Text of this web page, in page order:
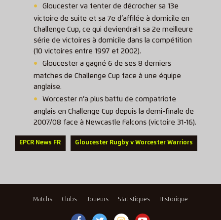
Gloucester va tenter de décrocher sa 13e
victoire de suite et sa 7e d’affilée à domicile en
Challenge Cup, ce qui deviendrait sa 2e meilleure
série de victoires à domicile dans la compétition
(10 victoires entre 1997 et 2002).
Gloucester a gagné 6 de ses 8 derniers
matches de Challenge Cup face à une équipe
anglaise.
Worcester n’a plus battu de compatriote
anglais en Challenge Cup depuis la demi-finale de
2007/08 face à Newcastle Falcons (victoire 31-16).
EPCR News FR Gloucester Rugby v Worcester Warriors
Matchs Clubs Joueurs Statistiques Historique